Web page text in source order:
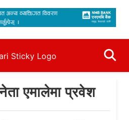
एमालेमा प्रवेश